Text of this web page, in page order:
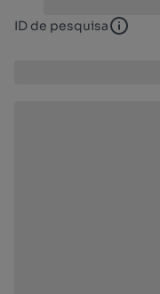
ID de pesquisa ID de